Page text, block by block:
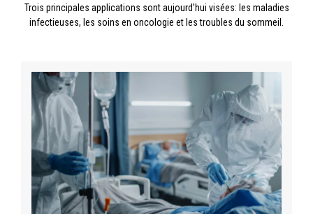
Trois principales applications sont aujourd’hui visées: les maladies
infectieuses, les soins en oncologie et les troubles du sommeil.